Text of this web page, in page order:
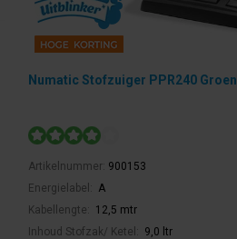
Numatic Stofzuiger PPR240 Groen
Artikelnummer: 900153
Energielabel:
A
Kabellengte:
12,5 mtr
Inhoud Stofzak/ Ketel:
9,0 ltr